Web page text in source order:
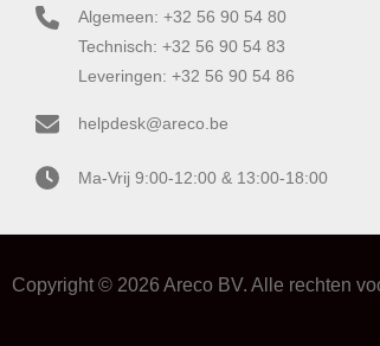
Algemeen: +32 56 90 54 80
Technisch: +32 56 90 54 83
Leveringen: +32 56 90 54 86
helpdesk@areco.be
Ma-Vrij 9:00-12:00 & 13:00-18:00
Copyright © 2026 Areco BV. Alle rechten